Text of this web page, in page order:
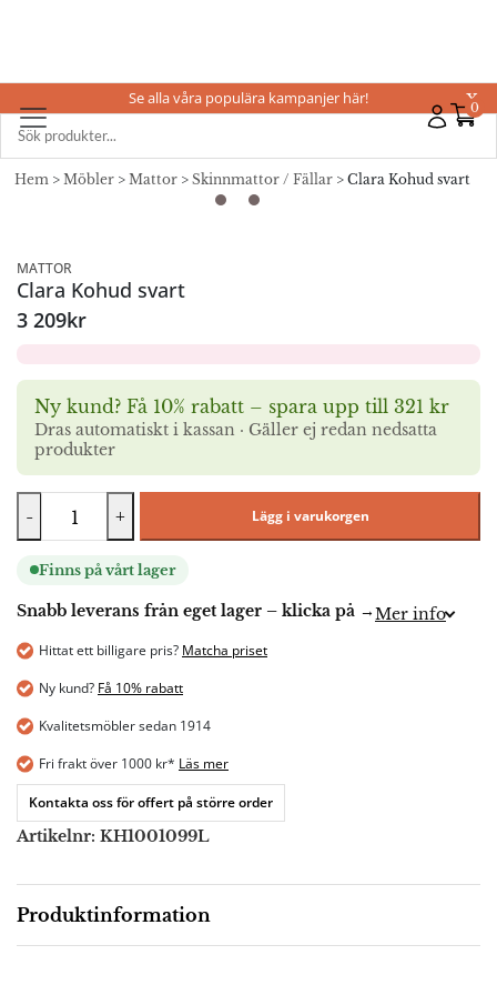
0
Se alla våra populära kampanjer här! X
Hem > Möbler > Mattor > Skinnmattor / Fällar > Clara Kohud svart
MATTOR
Clara Kohud svart
3 209kr
Ny kund? Få 10% rabatt – spara upp till 321 kr
Dras automatiskt i kassan · Gäller ej redan nedsatta
produkter
- + Lägg i varukorgen
Finns på vårt lager
Snabb leverans från eget lager – klicka på →Mer info
Hittat ett billigare pris? Matcha priset
Ny kund? Få 10% rabatt
Kvalitetsmöbler sedan 1914
Fri frakt över 1000 kr* Läs mer
Kontakta oss för offert på större order
Artikelnr: KH1001099L
Produktinformation